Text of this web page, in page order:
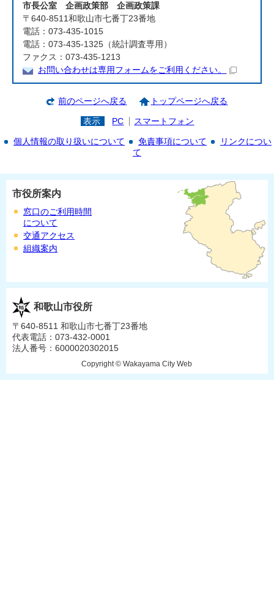
市長公室 企画政策部 企画政策課
〒640-8511和歌山市七番丁23番地
電話：073-435-1015
電話：073-435-1325（統計調査専用）
ファクス：073-435-1213
お問い合わせは専用フォームをご利用ください。
前のページへ戻る トップページへ戻る
表示 PC スマートフォン
個人情報の取り扱いについて 免責事項について
リンクについ
て
市役所案内
窓口のご利用時間
について
交通アクセス
組織案内
和歌山市役所
〒640-8511 和歌山市七番丁23番地
代表電話：073-432-0001
法人番号：6000020302015
Copyright © Wakayama City Web